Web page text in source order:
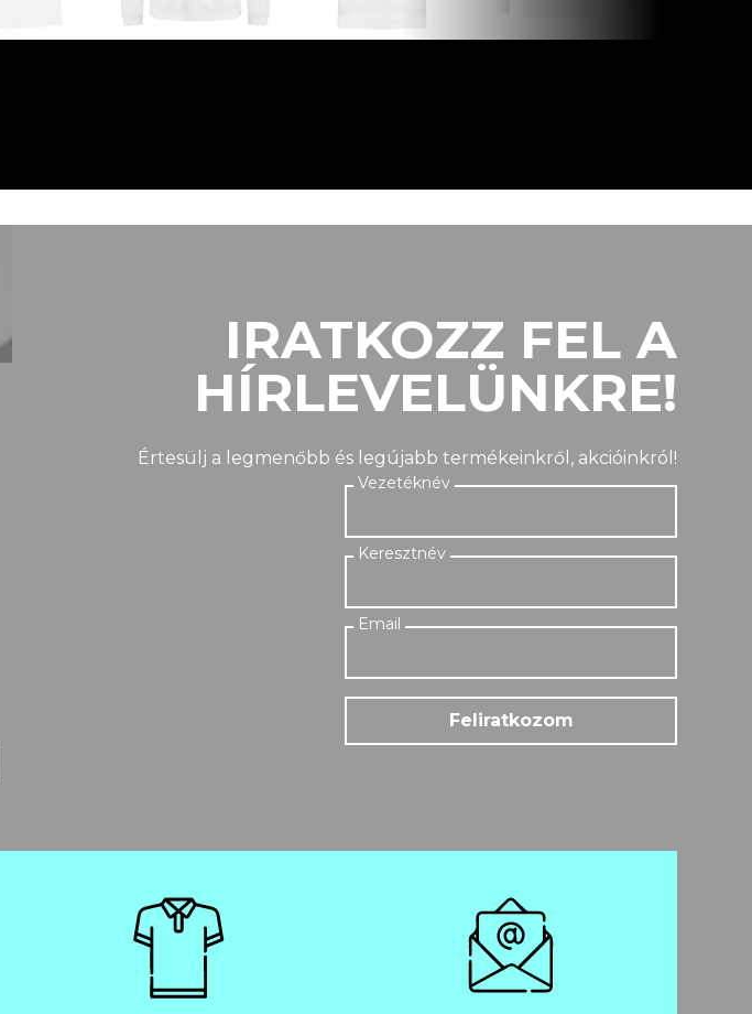
IRATKOZZ FEL A
HÍRLEVELÜNKRE!
Értesülj a legmenőbb és legújabb termékeinkről, akcióinkról!
Feliratkozom